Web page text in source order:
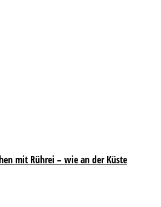
mit Rührei – wie an der Küste